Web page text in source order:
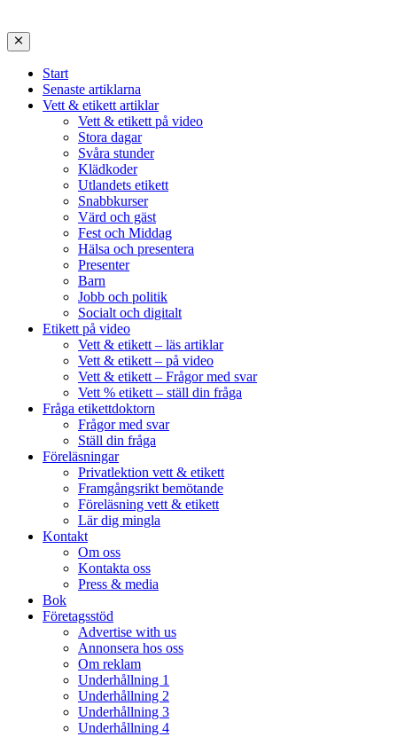
Start
Senaste artiklarna
Vett & etikett artiklar
Vett & etikett på video
Stora dagar
Svåra stunder
Klädkoder
Utlandets etikett
Snabbkurser
Värd och gäst
Fest och Middag
Hälsa och presentera
Presenter
Barn
Jobb och politik
Socialt och digitalt
Etikett på video
Vett & etikett – läs artiklar
Vett & etikett – på video
Vett & etikett – Frågor med svar
Vett % etikett – ställ din fråga
Fråga etikettdoktorn
Frågor med svar
Ställ din fråga
Föreläsningar
Privatlektion vett & etikett
Framgångsrikt bemötande
Föreläsning vett & etikett
Lär dig mingla
Kontakt
Om oss
Kontakta oss
Press & media
Bok
Företagsstöd
Advertise with us
Annonsera hos oss
Om reklam
Underhållning 1
Underhållning 2
Underhållning 3
Underhållning 4